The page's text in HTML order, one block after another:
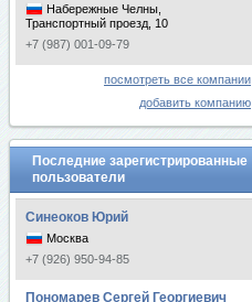
Набережные Челны,
Транспортный проезд, 10
+7 (987) 001-09-79
посмотреть все компании
добавить компанию
Последние зарегистрированные
пользователи
Синеоков Юрий
Москва
+7 (926) 950-94-85
Пономарев Сергей Георгиевич